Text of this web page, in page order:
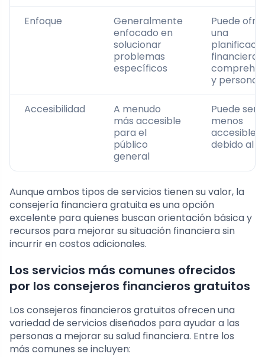
Enfoque
Generalmente
enfocado en
solucionar
problemas
específicos
Puede
una
financiera
y
Accesibilidad
A menudo
más accesible
para el
público
general
Puede ser
menos
accesible
debido al
Aunque ambos tipos de servicios tienen su valor, la
consejería financiera gratuita es una opción
excelente para quienes buscan orientación básica y
recursos para mejorar su situación financiera sin
incurrir en costos adicionales.
Los servicios más comunes ofrecidos
por los consejeros financieros gratuitos
Los consejeros financieros gratuitos ofrecen una
variedad de servicios diseñados para ayudar a las
personas a mejorar su salud financiera. Entre los
más comunes se incluyen: